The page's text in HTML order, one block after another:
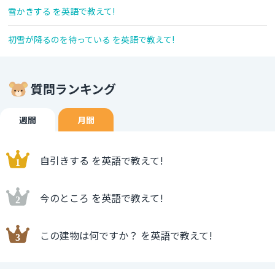
雪かきする を英語で教えて!
初雪が降るのを待っている を英語で教えて!
質問ランキング
週間 月間
自引きする を英語で教えて!
今のところ を英語で教えて!
この建物は何ですか？ を英語で教えて!